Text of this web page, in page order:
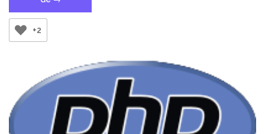
un
Apache »
+2